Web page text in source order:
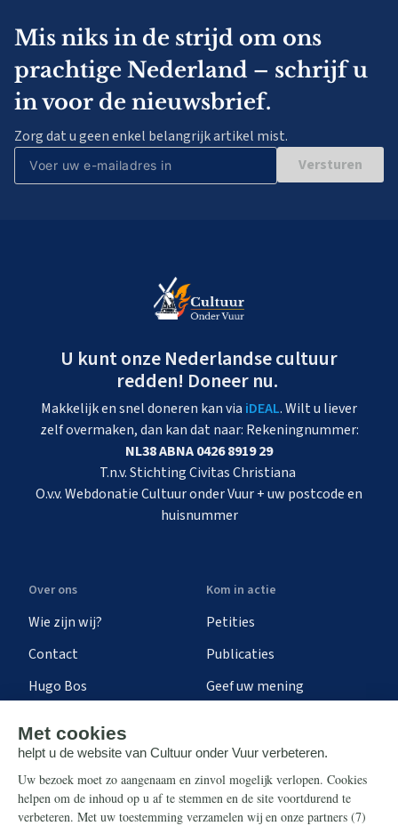
Mis niks in de strijd om ons
prachtige Nederland – schrijf u
in voor de nieuwsbrief.
Zorg dat u geen enkel belangrijk artikel mist.
Versturen
U kunt onze Nederlandse cultuur
redden! Doneer nu.
Makkelijk en snel doneren kan via iDEAL. Wilt u liever
zelf overmaken, dan kan dat naar: Rekeningnummer:
NL38 ABNA 0426 8919 29
T.n.v. Stichting Civitas Christiana
O.v.v. Webdonatie Cultuur onder Vuur + uw postcode en
huisnummer
Over ons
Wie zijn wij?
Contact
Hugo Bos
Kom in actie
Petities
Publicaties
Geef uw mening
Steun ons
Nieuwsbrief
Info
Contact